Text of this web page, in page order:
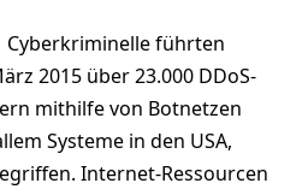
Cyberkriminelle führten
2015 über 23.000 DDoS-
mithilfe von Botnetzen
Systeme in den USA,
Internet-Ressourcen